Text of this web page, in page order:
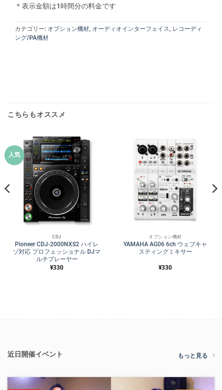
＊表示金額は1時間分の料金です
カテゴリー: オプション機材, オーディオインターフェイス, レコーディ
ング/PA機材
こちらもオススメ
人気
CDJ
Pioneer CDJ-2000NXS2 ハイレ
ゾ対応 プロフェッショナル DJマ
ルチプレーヤー
¥330
オプション機材
YAMAHA AG06 6ch ウェブキャ
スティングミキサー
¥330
近日開催イベント もっと見る